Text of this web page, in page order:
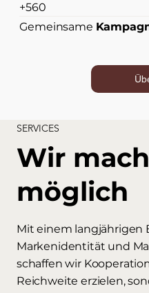
SERVICES
Wir
möglich
Mit einem langjährigen
Markenidentität und
schaffen wir
Reichweite erzielen,
+560
Gemeinsame